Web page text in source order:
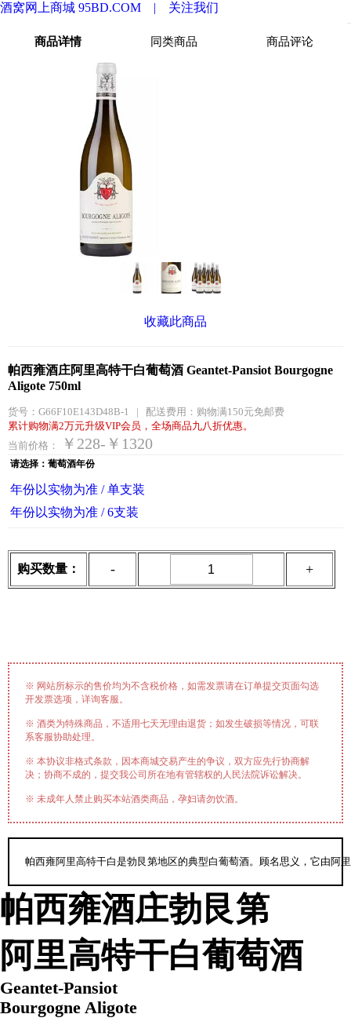
酒窝网上商城 95BD.COM | 关注我们
商品详情 同类商品 商品评论
收藏此商品
帕西雍酒庄阿里高特干白葡萄酒 Geantet-Pansiot Bourgogne
Aligote 750ml
货号： G66F10E143D48B-1 | 配送费用： 购物满150元免邮费
累计购物满2万元升级VIP会员，全场商品九八折优惠。
当前价格：
￥228-￥1320
请选择：葡萄酒年份
年份以实物为准 / 单支装
年份以实物为准 / 6支装
购买数量： - +
※ 网站所标示的售价均为不含税价格，如需发票请在订单提交页面勾选
开发票选项，详询客服。
※ 酒类为特殊商品，不适用七天无理由退货；如发生破损等情况，可联
系客服协助处理。
※ 本协议非格式条款，因本商城交易产生的争议，双方应先行协商解
决；协商不成的，提交我公司所在地有管辖权的人民法院诉讼解决。
※ 未成年人禁止购买本站酒类商品，孕妇请勿饮酒。
帕西雍阿里高特干白是勃艮第地区的典型白葡萄酒。顾名思义，它由阿
帕西雍酒庄勃艮第